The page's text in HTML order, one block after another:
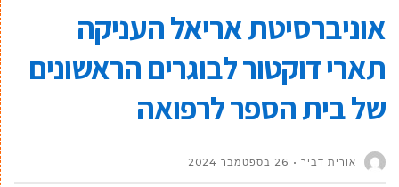
אוניברסיטת אריאל העניקה
תארי דוקטור לבוגרים הראשונים
של בית הספר לרפואה
אורית דביר 26 בספטמבר 2024